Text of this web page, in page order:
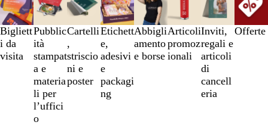
Bigliett
i da
visita
Pubblic
ità
stampat
a e
materia
li per
l’uffici
o
Cartelli
,
striscio
ni e
poster
Etichett
e,
adesivi
e
packagi
ng
Abbigli
amento
e borse
Articoli
promoz
ionali
Inviti,
regali e
articoli
di
cancell
eria
Offerte
1
a
3
di
8